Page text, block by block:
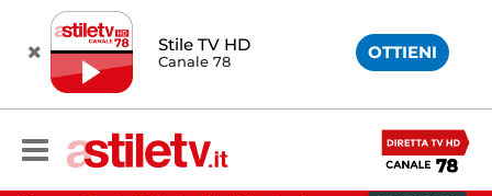
Stile TV HD
Canale 78 OTTIENI